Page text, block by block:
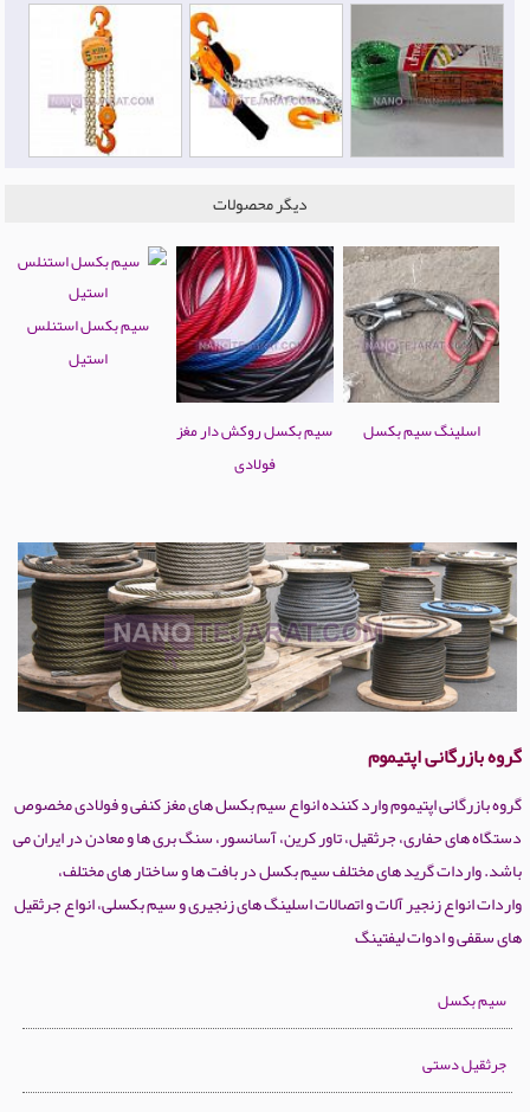
دیگر محصولات
سیم بکسل استنلس
استیل
سیم بکسل روکش دار مغز
فولادی
اسلینگ سیم بکسل
گروه بازرگانی اپتیموم
گروه بازرگانی اپتیموم وارد کننده انواع سیم بکسل های مغز کنفی و فولادی مخصوص
دستگاه های حفاری، جرثقیل، تاور کرین، آسانسور، سنگ بری ها و معادن در ایران می
باشد. واردات گرید های مختلف سیم بکسل در بافت ها و ساختار های مختلف،
واردات انواع زنجیر آلات و اتصالات اسلینگ های زنجیری و سیم بکسلی، انواع جرثقیل
های سقفی و ادوات لیفتینگ
سیم بکسل
جرثقیل دستی